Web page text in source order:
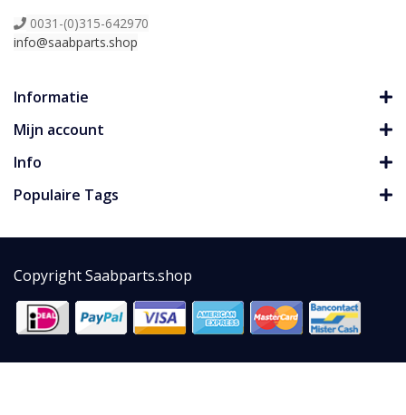
0031-(0)315-642970
info@saabparts.shop
Informatie
Mijn account
Info
Populaire Tags
Copyright Saabparts.shop